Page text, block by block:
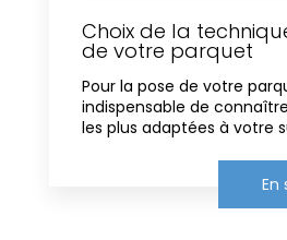
Choix de la
de votre parquet
Pour la pose de votre
indispensable de
les plus adaptées à votre
En